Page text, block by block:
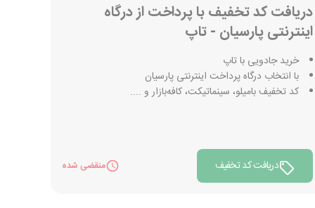
دریافت کد تخفیف با پرداخت از درگاه
اینترنتی پارسیان - تاپ
خرید جادویی با تاپ
با انتخاب درگاه پرداخت اینترنتی پارسیان
کد تخفیف بامیلو، سینماتیکت، کافه‌بازار و ....
دریافت کد تخفیف منقضی شده